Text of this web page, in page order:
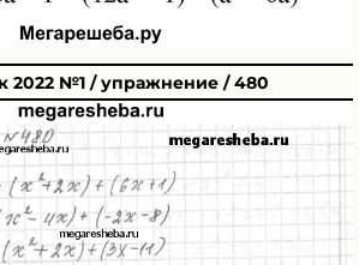
2022 №1 / упражнение / 480